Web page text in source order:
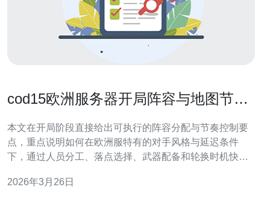
cod15欧洲服务器开局阵容与地图节奏
本文在开局阶段直接给出可执行的阵容分配与节奏控制要
点，重点说明如何在欧洲服特有的对手风格与延迟条件
下，通过人员分工、落点选择、武器配备和轮换时机快速
演什么角色才能稳住开局？ 开局推荐保持4人小队中明确
2026年3月26日